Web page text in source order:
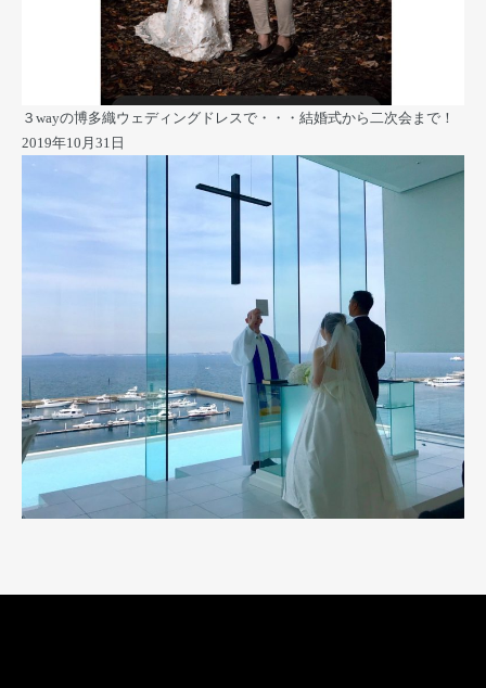
３wayの博多織ウェディングドレスで・・・結婚式から二次会まで！
2019年10月31日